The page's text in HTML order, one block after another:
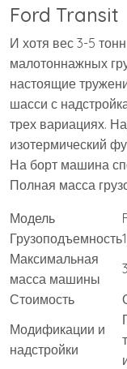
Ford Transit
И хотя вес 3-5
малотоннажных
настоящие
шасси с
трех вариациях.
изотермический
На борт машина
Полная масса
Модель
Грузоподъемность
Максимальная
масса машины
Стоимость
Модификации и
надстройки